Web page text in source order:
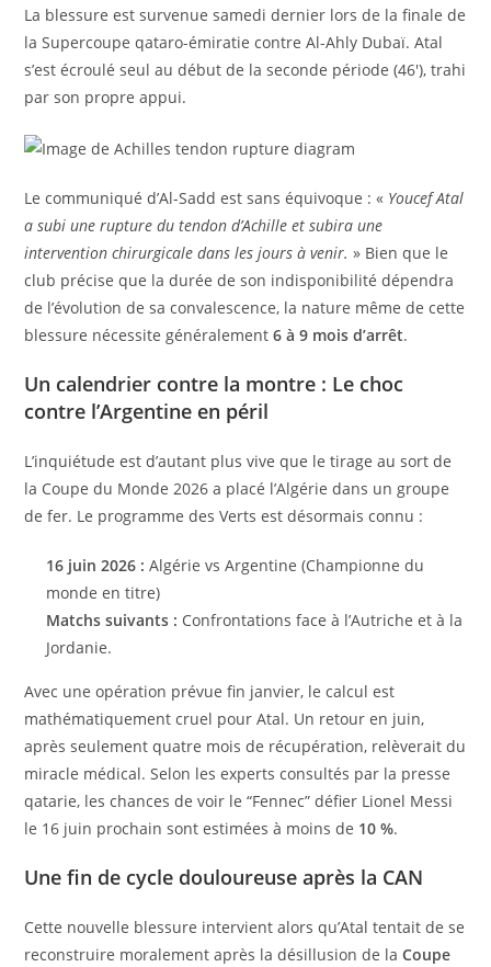
La blessure est survenue samedi dernier lors de la finale de
la Supercoupe qataro-émiratie contre Al-Ahly Dubaï. Atal
s’est écroulé seul au début de la seconde période (46′), trahi
par son propre appui.
Le communiqué d’Al-Sadd est sans équivoque : « Youcef Atal
a subi une rupture du tendon d’Achille et subira une
intervention chirurgicale dans les jours à venir. » Bien que le
club précise que la durée de son indisponibilité dépendra
de l’évolution de sa convalescence, la nature même de cette
blessure nécessite généralement6 à 9 mois d’arrêt.
Un calendrier contre la montre : Le choc
contre l’Argentine en péril
L’inquiétude est d’autant plus vive que le tirage au sort de
la Coupe du Monde 2026 a placé l’Algérie dans un groupe
de fer. Le programme des Verts est désormais connu :
16 juin 2026 : Algérie vs Argentine (Championne du
monde en titre)
Matchs suivants : Confrontations face à l’Autriche et à la
Jordanie.
Avec une opération prévue fin janvier, le calcul est
mathématiquement cruel pour Atal. Un retour en juin,
après seulement quatre mois de récupération, relèverait du
miracle médical. Selon les experts consultés par la presse
qatarie, les chances de voir le “Fennec” défier Lionel Messi
le 16 juin prochain sont estimées à moins de 10 %.
Une fin de cycle douloureuse après la CAN
Cette nouvelle blessure intervient alors qu’Atal tentait de se
reconstruire moralement après la désillusion de laCoupe